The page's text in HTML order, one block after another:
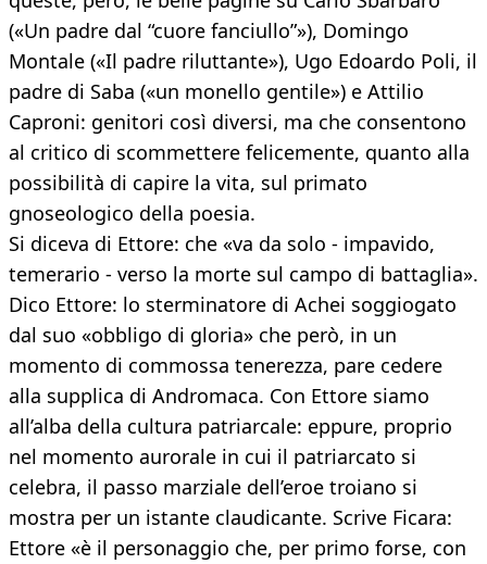
(«Un padre dal “cuore fanciullo”»), Domingo
Montale («Il padre riluttante»), Ugo Edoardo Poli, il
padre di Saba («un monello gentile») e Attilio
Caproni: genitori così diversi, ma che consentono
al critico di scommettere felicemente, quanto alla
possibilità di capire la vita, sul primato
gnoseologico della poesia.
Si diceva di Ettore: che «va da solo - impavido,
temerario - verso la morte sul campo di battaglia».
Dico Ettore: lo sterminatore di Achei soggiogato
dal suo «obbligo di gloria» che però, in un
momento di commossa tenerezza, pare cedere
alla supplica di Andromaca. Con Ettore siamo
all’alba della cultura patriarcale: eppure, proprio
nel momento aurorale in cui il patriarcato si
celebra, il passo marziale dell’eroe troiano si
mostra per un istante claudicante. Scrive Ficara:
Ettore «è il personaggio che, per primo forse, con